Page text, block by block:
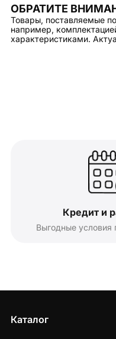
ОБРАТИТЕ
Товары, поставляемые
например,
характеристиками.
Кредит и
Выгодные условия
Каталог